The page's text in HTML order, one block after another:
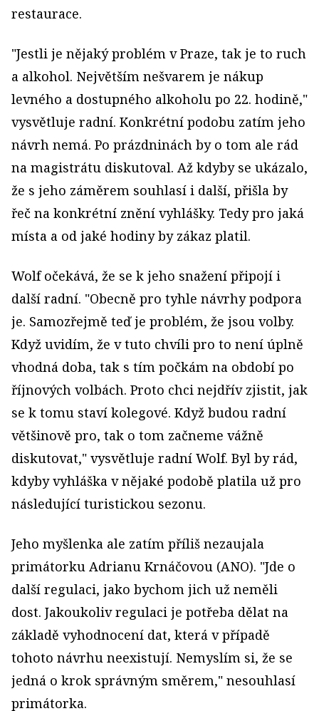
restaurace.
"Jestli je nějaký problém v Praze, tak je to ruch
a alkohol. Největším nešvarem je nákup
levného a dostupného alkoholu po 22. hodině,"
vysvětluje radní. Konkrétní podobu zatím jeho
návrh nemá. Po prázdninách by o tom ale rád
na magistrátu diskutoval. Až kdyby se ukázalo,
že s jeho záměrem souhlasí i další, přišla by
řeč na konkrétní znění vyhlášky. Tedy pro jaká
místa a od jaké hodiny by zákaz platil.
Wolf očekává, že se k jeho snažení připojí i
další radní. "Obecně pro tyhle návrhy podpora
je. Samozřejmě teď je problém, že jsou volby.
Když uvidím, že v tuto chvíli pro to není úplně
vhodná doba, tak s tím počkám na období po
říjnových volbách. Proto chci nejdřív zjistit, jak
se k tomu staví kolegové. Když budou radní
většinově pro, tak o tom začneme vážně
diskutovat," vysvětluje radní Wolf. Byl by rád,
kdyby vyhláška v nějaké podobě platila už pro
následující turistickou sezonu.
Jeho myšlenka ale zatím příliš nezaujala
primátorku Adrianu Krnáčovou (ANO). "Jde o
další regulaci, jako bychom jich už neměli
dost. Jakoukoliv regulaci je potřeba dělat na
základě vyhodnocení dat, která v případě
tohoto návrhu neexistují. Nemyslím si, že se
jedná o krok správným směrem," nesouhlasí
primátorka.